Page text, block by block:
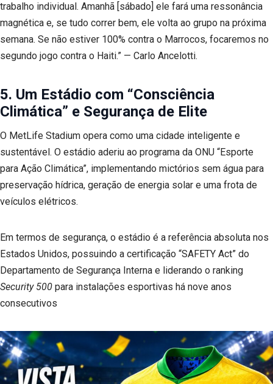
trabalho individual. Amanhã [sábado] ele fará uma ressonância
magnética e, se tudo correr bem, ele volta ao grupo na próxima
semana. Se não estiver 100% contra o Marrocos, focaremos no
segundo jogo contra o Haiti.” — Carlo Ancelotti.
5. Um Estádio com “Consciência
Climática” e Segurança de Elite
O MetLife Stadium opera como uma cidade inteligente e
sustentável. O estádio aderiu ao programa da ONU “Esporte
para Ação Climática”, implementando mictórios sem água para
preservação hídrica, geração de energia solar e uma frota de
veículos elétricos.
Em termos de segurança, o estádio é a referência absoluta nos
Estados Unidos, possuindo a certificação “SAFETY Act” do
Departamento de Segurança Interna e liderando o ranking
Security 500 para instalações esportivas há nove anos
consecutivos